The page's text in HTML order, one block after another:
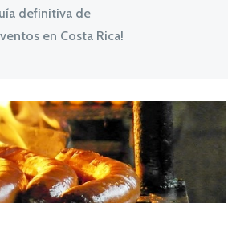
definitiva de
en Costa Rica!